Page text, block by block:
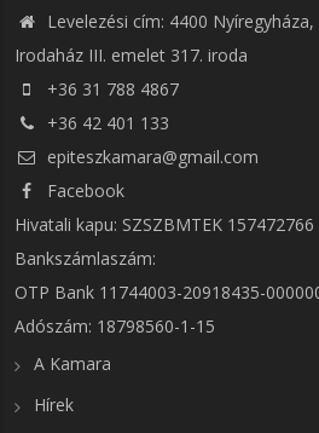
Levelezési cím: 4400
Irodaház III. emelet 317. iroda
+36 31 788 4867
+36 42 401 133
epiteszkamara@gmail.com
Facebook
Hivatali kapu: SZSZBMTEK 157472766
Bankszámlaszám:
OTP Bank 11744003-20918435-
Adószám: 18798560-1-15
A Kamara
Hírek